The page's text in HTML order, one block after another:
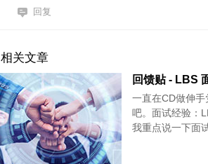
回复
相关文章
回馈贴 - LBS
一直在CD做伸
吧。面试经验：
我重点说一下面